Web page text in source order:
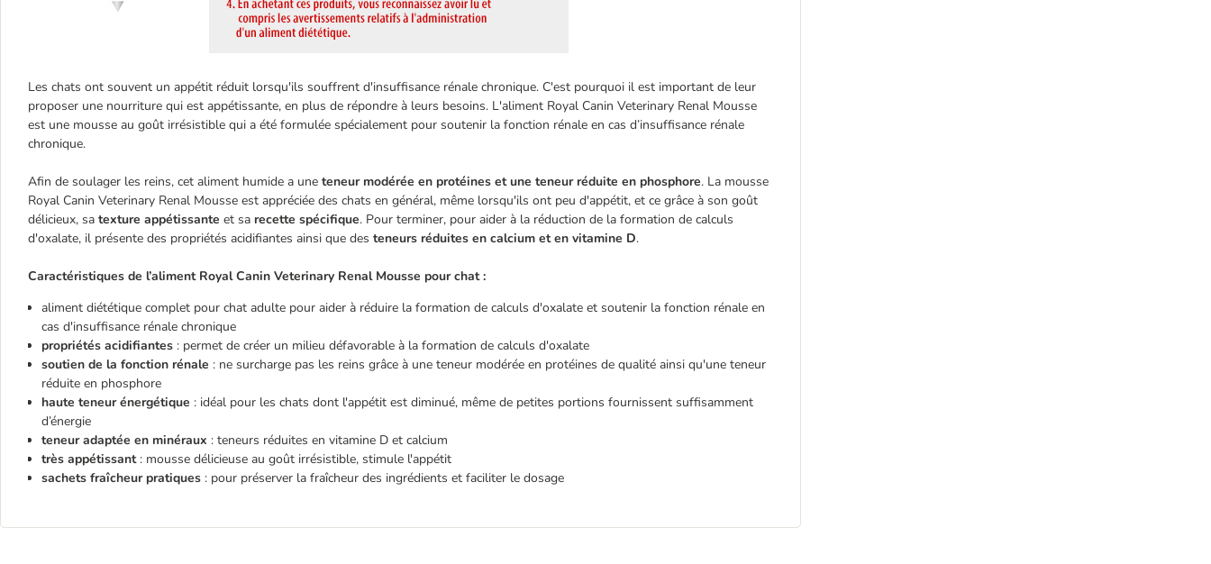
Les chats ont souvent un appétit réduit lorsqu'ils souffrent d'insuffisance rénale chronique. C'est pourquoi il est important de leur
proposer une nourriture qui est appétissante, en plus de répondre à leurs besoins. L'aliment Royal Canin Veterinary Renal Mousse
est une mousse au goût irrésistible qui a été formulée spécialement pour soutenir la fonction rénale en cas d’insuffisance rénale
chronique.
Afin de soulager les reins, cet aliment humide a une teneur modérée en protéines et une teneur réduite en phosphore. La mousse
Royal Canin Veterinary Renal Mousse est appréciée des chats en général, même lorsqu'ils ont peu d'appétit, et ce grâce à son goût
délicieux, sa texture appétissante et sa recette spécifique. Pour terminer, pour aider à la réduction de la formation de calculs
d'oxalate, il présente des propriétés acidifiantes ainsi que des teneurs réduites en calcium et en vitamine D.
Caractéristiques de l’aliment Royal Canin Veterinary Renal Mousse pour chat :
aliment diététique complet pour chat adulte pour aider à réduire la formation de calculs d'oxalate et soutenir la fonction rénale en
cas d'insuffisance rénale chronique
propriétés acidifiantes : permet de créer un milieu défavorable à la formation de calculs d'oxalate
soutien de la fonction rénale : ne surcharge pas les reins grâce à une teneur modérée en protéines de qualité ainsi qu'une teneur
réduite en phosphore
haute teneur énergétique : idéal pour les chats dont l'appétit est diminué, même de petites portions fournissent suffisamment
d’énergie
teneur adaptée en minéraux : teneurs réduites en vitamine D et calcium
très appétissant: mousse délicieuse au goût irrésistible, stimule l'appétit
sachets fraîcheur pratiques : pour préserver la fraîcheur des ingrédients et faciliter le dosage